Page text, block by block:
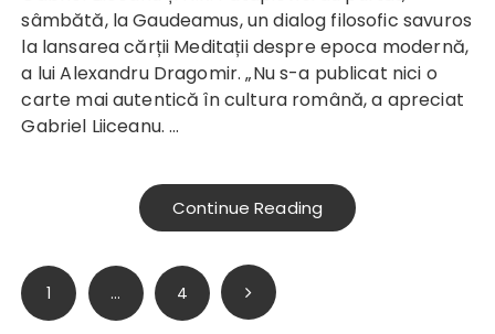
sâmbătă, la Gaudeamus, un dialog filosofic savuros
la lansarea cărții Meditații despre epoca modernă,
a lui Alexandru Dragomir. „Nu s-a publicat nici o
carte mai autentică în cultura română, a apreciat
Gabriel Liiceanu. …
Continue Reading
Paginație
articole
1 … 4